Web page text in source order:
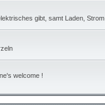
gibt, samt Laden,
welcome !